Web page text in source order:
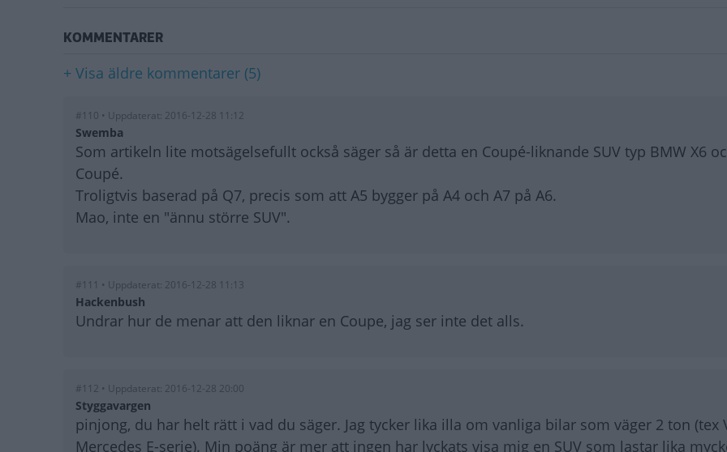
KOMMENTARER
+ Visa äldre kommentarer (5)
#110 • Uppdaterat: 2016-12-28 11:12
Swemba
Som artikeln lite motsägelsefullt också säger så är detta en Coupé-liknande SUV typ BMW X6
Coupé.
Troligtvis baserad på Q7, precis som att A5 bygger på A4 och A7 på A6.
Mao, inte en "ännu större SUV".
#111 • Uppdaterat: 2016-12-28 11:13
Hackenbush
Undrar hur de menar att den liknar en Coupe, jag ser inte det alls.
#112 • Uppdaterat: 2016-12-28 20:00
Styggavargen
pinjong, du har helt rätt i vad du säger. Jag tycker lika illa om vanliga bilar som väger 2 ton (tex
Mercedes E-serie). Min poäng är mer att ingen har lyckats visa mig en SUV som lastar lika